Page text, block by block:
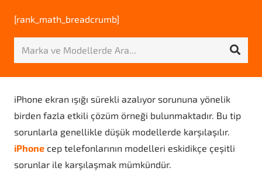
[rank_math_breadcrumb]
iPhone ekran ışığı sürekli azalıyor sorununa yönelik
birden fazla etkili çözüm örneği bulunmaktadır. Bu tip
sorunlarla genellikle düşük modellerde karşılaşılır.
iPhone cep telefonlarının modelleri eskidikçe çeşitli
sorunlar ile karşılaşmak mümkündür.